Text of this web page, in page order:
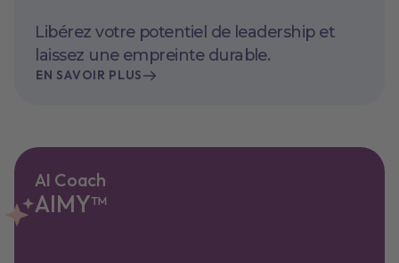
Libérez votre potentiel de leadership et
laissez une empreinte durable.
EN SAVOIR PLUS
AI Coach
AIMY™